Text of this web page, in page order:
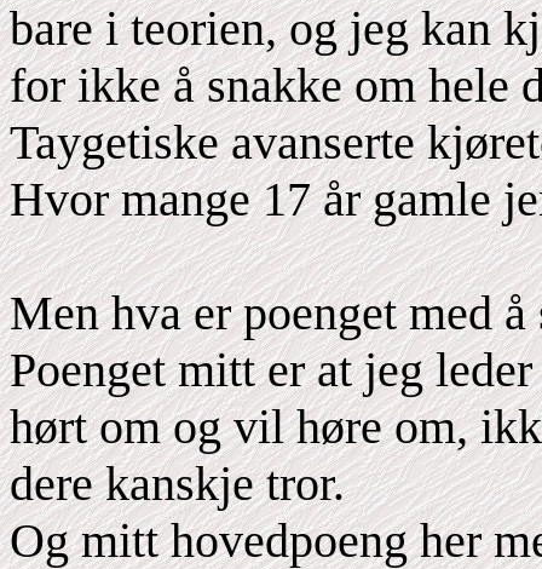
bare i teorien, og jeg kan
for ikke å snakke om hele
Taygetiske avanserte
Hvor mange 17 år gamle
Men hva er poenget med
Poenget mitt er at jeg
hørt om og vil høre om,
dere kanskje tror.
Og mitt hovedpoeng her